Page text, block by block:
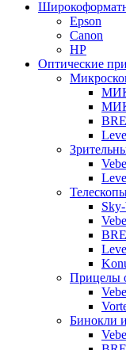
Epson
Canon
HP
Оптические
Прицелы
Бинокли